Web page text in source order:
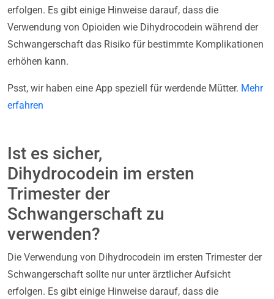
erfolgen. Es gibt einige Hinweise darauf, dass die
Verwendung von Opioiden wie Dihydrocodein während der
Schwangerschaft das Risiko für bestimmte Komplikationen
erhöhen kann.
Psst, wir haben eine App speziell für werdende Mütter. Mehr
erfahren
Ist es sicher,
Dihydrocodein im ersten
Trimester der
Schwangerschaft zu
verwenden?
Die Verwendung von Dihydrocodein im ersten Trimester der
Schwangerschaft sollte nur unter ärztlicher Aufsicht
erfolgen. Es gibt einige Hinweise darauf, dass die